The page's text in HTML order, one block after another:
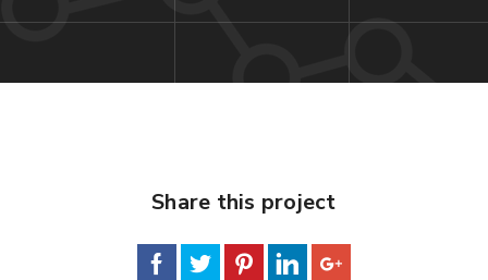
Share this project